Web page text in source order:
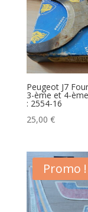
Peugeot J7
3-ème et 4-
: 2554-16
25,00 €
Promo !